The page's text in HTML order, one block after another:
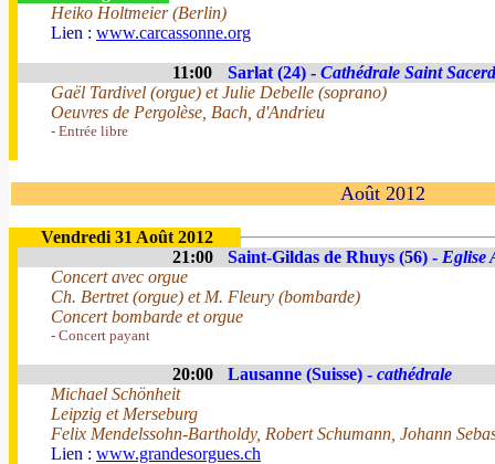
Heiko Holtmeier (Berlin)
Lien : www.carcassonne.org
11:00 Sarlat (24) - Cathédrale Saint
Gaël Tardivel (orgue) et Julie Debelle (soprano)
Oeuvres de Pergolèse, Bach, d'Andrieu
- Entrée libre
Août 2012
Vendredi 31 Août 2012
21:00
Saint-Gildas de Rhuys (56) - Eglise
Concert avec orgue
Ch. Bertret (orgue) et M. Fleury (bombarde)
Concert bombarde et orgue
- Concert payant
20:00 Lausanne (Suisse) - cathédrale
Michael Schönheit
Leipzig et Merseburg
Felix Mendelssohn-Bartholdy, Robert Schumann, Johann
Lien : www.grandesorgues.ch